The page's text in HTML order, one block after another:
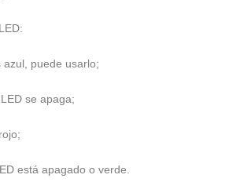
azul, puede usarlo;
se apaga;
está apagado o verde.